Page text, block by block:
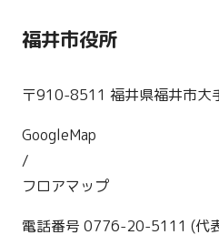
福井市役所
〒910-8511 福井県福井市大
GoogleMap
/
フロアマップ
電話番号 0776-20-5111 (代